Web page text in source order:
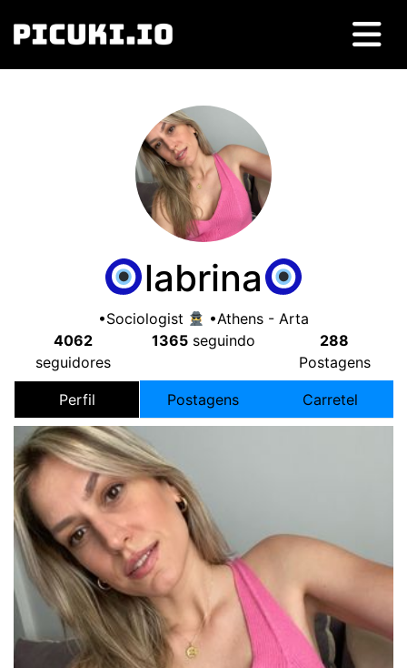
labrina
•Sociologist •Athens -Arta
4062
seguidores
1365 seguindo
288
Postagens
Perfil Postagens Carretel